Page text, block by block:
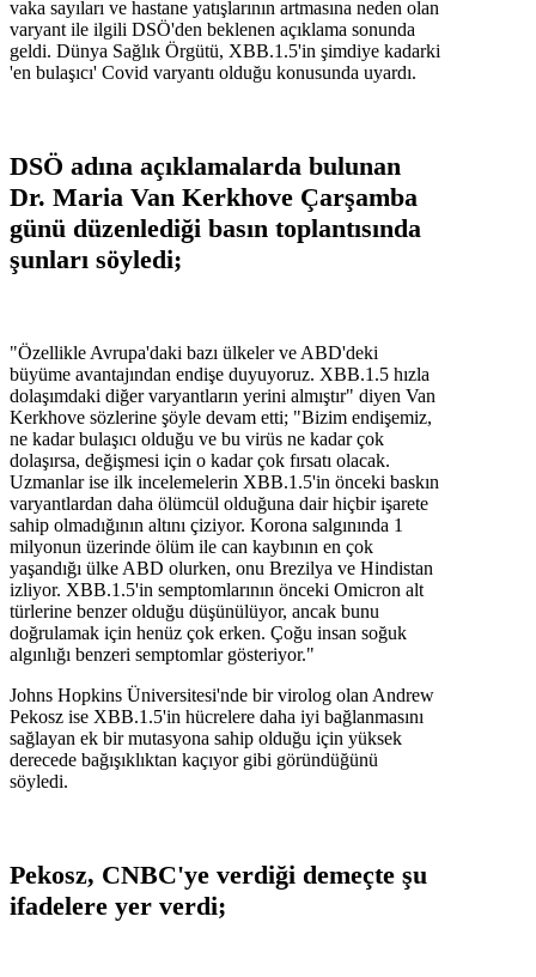
vaka sayıları ve hastane yatışlarının artmasına neden olan
varyant ile ilgili DSÖ'den beklenen açıklama sonunda
geldi. Dünya Sağlık Örgütü, XBB.1.5'in şimdiye kadarki
'en bulaşıcı' Covid varyantı olduğu konusunda uyardı.
DSÖ adına açıklamalarda bulunan
Dr. Maria Van Kerkhove Çarşamba
günü düzenlediği basın toplantısında
şunları söyledi;
"Özellikle Avrupa'daki bazı ülkeler ve ABD'deki
büyüme avantajından endişe duyuyoruz. XBB.1.5 hızla
dolaşımdaki diğer varyantların yerini almıştır" diyen Van
Kerkhove sözlerine şöyle devam etti; "Bizim endişemiz,
ne kadar bulaşıcı olduğu ve bu virüs ne kadar çok
dolaşırsa, değişmesi için o kadar çok fırsatı olacak.
Uzmanlar ise ilk incelemelerin XBB.1.5'in önceki baskın
varyantlardan daha ölümcül olduğuna dair hiçbir işarete
sahip olmadığının altını çiziyor. Korona salgınında 1
milyonun üzerinde ölüm ile can kaybının en çok
yaşandığı ülke ABD olurken, onu Brezilya ve Hindistan
izliyor. XBB.1.5'in semptomlarının önceki Omicron alt
türlerine benzer olduğu düşünülüyor, ancak bunu
doğrulamak için henüz çok erken. Çoğu insan soğuk
algınlığı benzeri semptomlar gösteriyor."
Johns Hopkins Üniversitesi'nde bir virolog olan Andrew
Pekosz ise XBB.1.5'in hücrelere daha iyi bağlanmasını
sağlayan ek bir mutasyona sahip olduğu için yüksek
derecede bağışıklıktan kaçıyor gibi göründüğünü
söyledi.
Pekosz, CNBC'ye verdiği demeçte şu
ifadelere yer verdi;